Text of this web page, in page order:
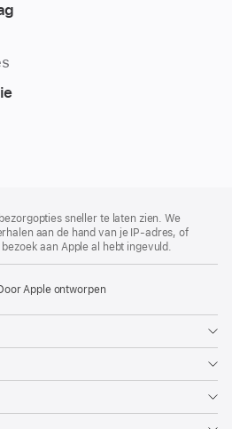
sneller te laten zien. We
aan de hand van je IP-adres, of
aan Apple al hebt ingevuld.
Apple ontworpen